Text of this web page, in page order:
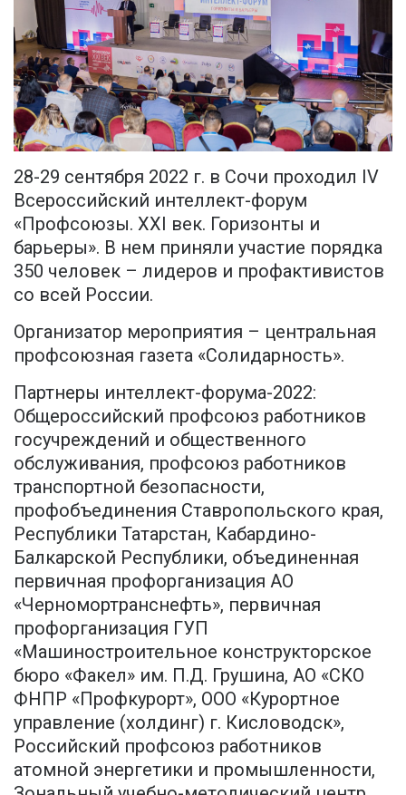
28-29 сентября 2022 г. в Сочи проходил IV
Всероссийский интеллект-форум
«Профсоюзы. XXI век. Горизонты и
барьеры». В нем приняли участие порядка
350 человек – лидеров и профактивистов
со всей России.
Организатор мероприятия – центральная
профсоюзная газета «Солидарность».
Партнеры интеллект-форума-2022:
Общероссийский профсоюз работников
госучреждений и общественного
обслуживания, профсоюз работников
транспортной безопасности,
профобъединения Ставропольского края,
Республики Татарстан, Кабардино-
Балкарской Республики, объединенная
первичная профорганизация АО
«Черномортранснефть», первичная
профорганизация ГУП
«Машиностроительное конструкторское
бюро «Факел» им. П.Д. Грушина, АО «СКО
ФНПР «Профкурорт», ООО «Курортное
управление (холдинг) г. Кисловодск»,
Российский профсоюз работников
атомной энергетики и промышленности,